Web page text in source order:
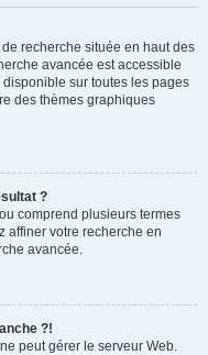
recherche située en haut des
avancée est accessible
sur toutes les pages
des thèmes graphiques
?
comprend plusieurs termes
affiner votre recherche en
avancée.
?!
peut gérer le serveur Web.